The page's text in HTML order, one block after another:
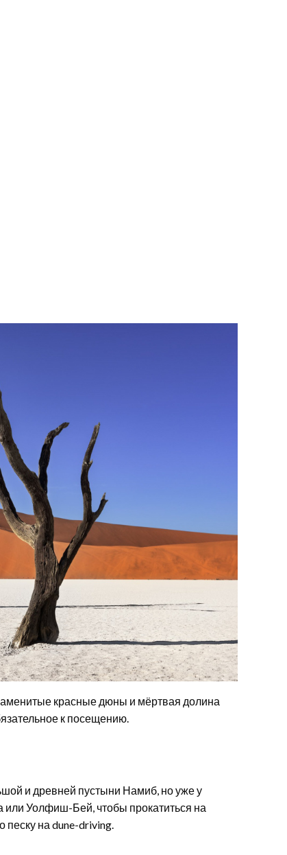
красные дюны и мёртвая долина
к посещению.
и древней пустыни Намиб, но уже у
или Уолфиш-Бей, чтобы прокатиться на
на dune-driving.